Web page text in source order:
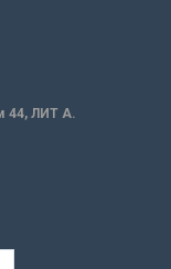
44, ЛИТ А.